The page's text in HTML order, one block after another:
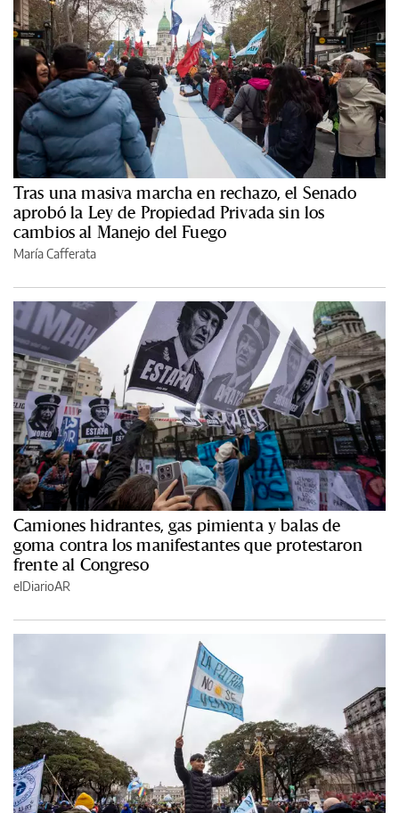
Tras una masiva marcha en rechazo, el Senado
aprobó la Ley de Propiedad Privada sin los
cambios al Manejo del Fuego
María Cafferata
Camiones hidrantes, gas pimienta y balas de
goma contra los manifestantes que protestaron
frente al Congreso
elDiarioAR